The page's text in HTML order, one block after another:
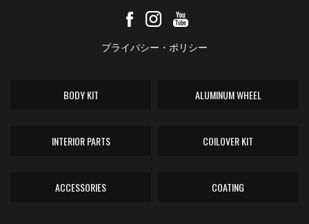
プライバシー・ポリシー
BODY KIT ALUMINUM WHEEL
INTERIOR PARTS COILOVER KIT
ACCESSORIES COATING